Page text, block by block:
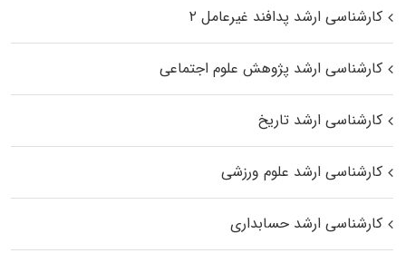
کارشناسی ارشد پدافند غیرعامل ۲
کارشناسی ارشد پژوهش علوم اجتماعی
کارشناسی ارشد تاریخ
کارشناسی ارشد علوم ورزشی
کارشناسی ارشد حسابداری